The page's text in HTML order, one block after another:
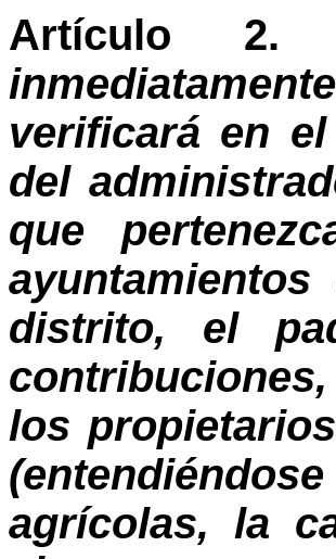
Artículo 2.
verificará en
del
que
distrito, el
los
agrícolas, la